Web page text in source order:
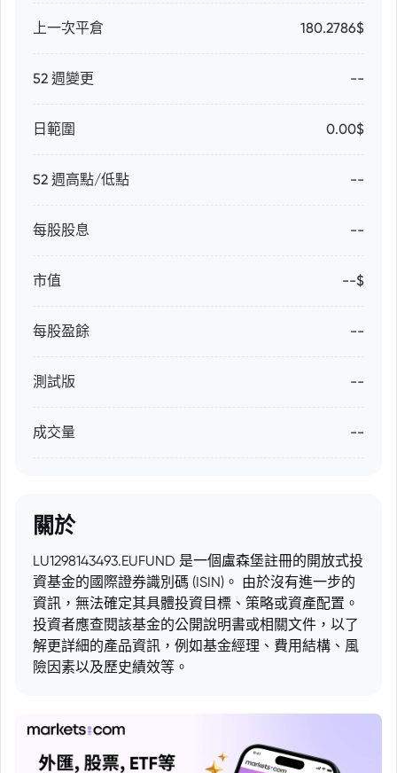
上一次平倉 180.2786$
52 週變更 --
日範圍 0.00$
52 週高點/低點 --
每股股息 --
市值 --$
每股盈餘 --
測試版 --
成交量 --
關於
LU1298143493.EUFUND 是一個盧森堡註冊的開放式投
資基金的國際證券識別碼 (ISIN)。 由於沒有進一步的
資訊，無法確定其具體投資目標、策略或資產配置。
投資者應查閱該基金的公開說明書或相關文件，以了
解更詳細的產品資訊，例如基金經理、費用結構、風
險因素以及歷史績效等。